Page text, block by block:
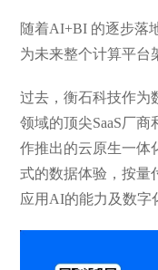
随着AI+BI 的逐步落
为未来整个计算平台
过去，衡石科技作为
领域的顶尖SaaS厂
作推出的云原生一体
式的数据体验，按量
应用AI的能力及数字